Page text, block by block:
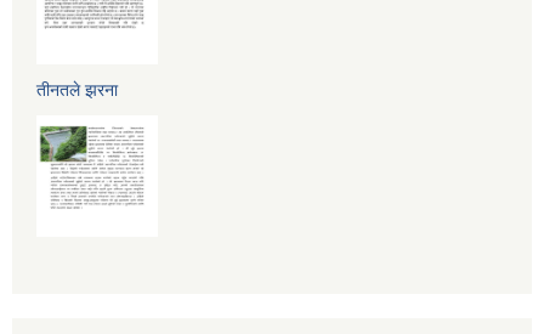
तीनतले झरना